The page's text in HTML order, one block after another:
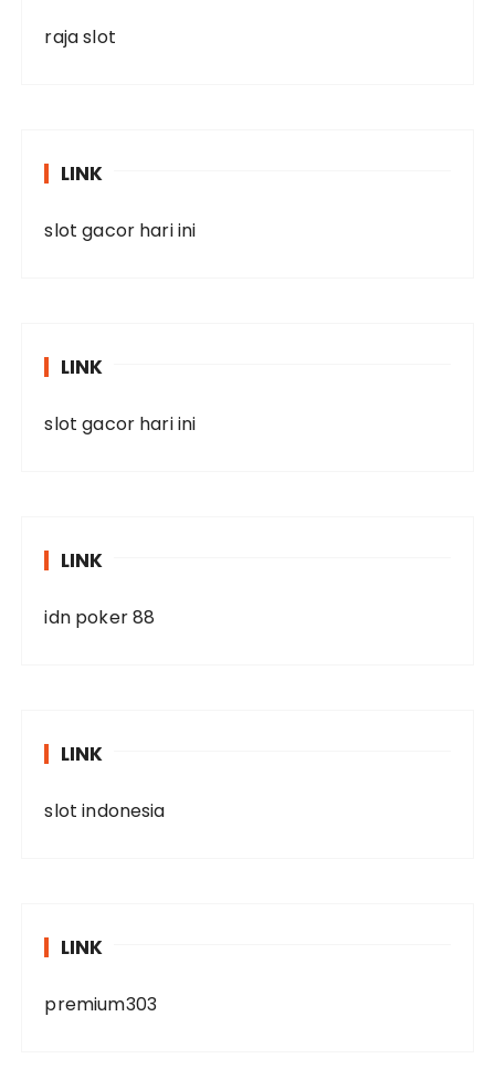
raja slot
LINK
slot gacor hari ini
LINK
slot gacor hari ini
LINK
idn poker 88
LINK
slot indonesia
LINK
premium303